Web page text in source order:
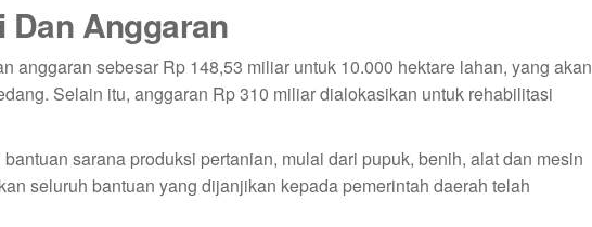
Dan Anggaran
anggaran sebesar Rp 148,53 miliar untuk 10.000 hektare lahan, yang akan
Selain itu, anggaran Rp 310 miliar dialokasikan untuk rehabilitasi
sarana produksi pertanian, mulai dari pupuk, benih, alat dan mesin
seluruh bantuan yang dijanjikan kepada pemerintah daerah telah